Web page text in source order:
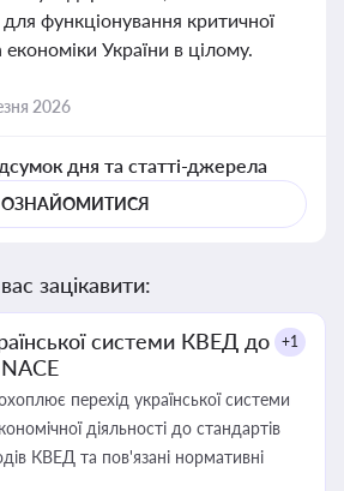
функціонування критичної
України в цілому.
2026
дня та статті-джерела
ОЗНАЙОМИТИСЯ
зацікавити:
системи КВЕД до
+1
перехід української системи
діяльності до стандартів
КВЕД та пов'язані нормативні